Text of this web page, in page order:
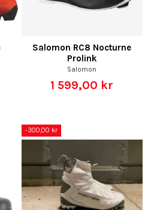
Salomon RC8 Nocturne
Prolink
Salomon
1 599,00 kr
-300,00 kr